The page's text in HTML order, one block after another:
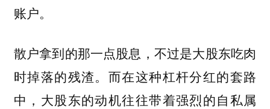
账户。
散户拿到的那一点股息，不过是大股东吃肉
时掉落的残渣。而在这种杠杆分红的套路
中，大股东的动机往往带着强烈的自私属